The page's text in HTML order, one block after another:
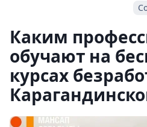
Каким
обучают на
курсах